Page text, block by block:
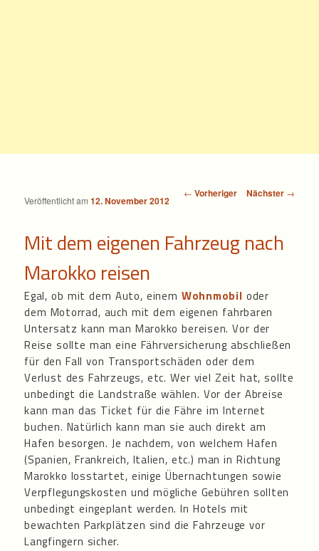
Beitragsnavigation
← Vorheriger Nächster →
Mit dem eigenen Fahrzeug nach
Marokko reisen
Veröffentlicht am12. November 2012
Egal, ob mit dem Auto, einem Wohnmobil oder
dem Motorrad, auch mit dem eigenen fahrbaren
Untersatz kann man Marokko bereisen. Vor der
Reise sollte man eine Fährversicherung abschließen
für den Fall von Transportschäden oder dem
Verlust des Fahrzeugs, etc. Wer viel Zeit hat, sollte
unbedingt die Landstraße wählen. Vor der Abreise
kann man das Ticket für die Fähre im Internet
buchen. Natürlich kann man sie auch direkt am
Hafen besorgen. Je nachdem, von welchem Hafen
(Spanien, Frankreich, Italien, etc.) man in Richtung
Marokko losstartet, einige Übernachtungen sowie
Verpflegungskosten und mögliche Gebühren sollten
unbedingt eingeplant werden. In Hotels mit
bewachten Parkplätzen sind die Fahrzeuge vor
Langfingern sicher.